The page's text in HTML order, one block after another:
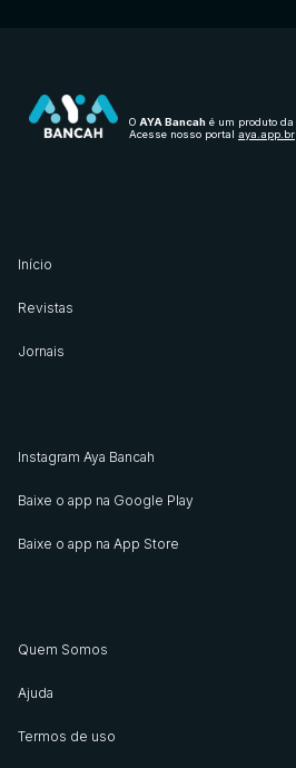
O AYA Bancah é um produto da
Acesse nosso portal aya.app.br
Início
Revistas
Jornais
Instagram Aya Bancah
Baixe o app na Google Play
Baixe o app na App Store
Quem Somos
Ajuda
Termos de uso